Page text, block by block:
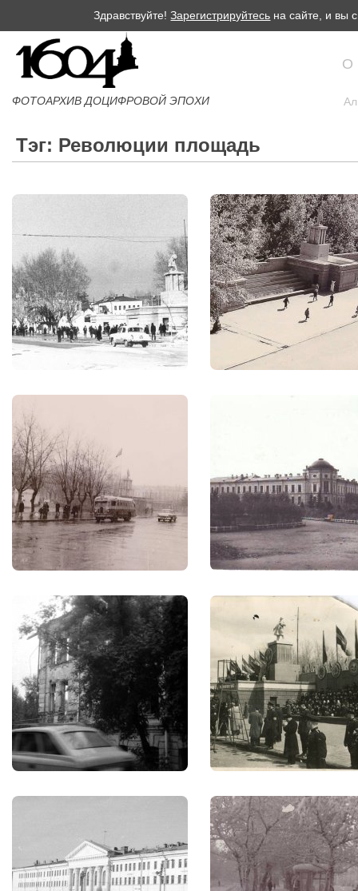
Здравствуйте!Зарегистрируйтесь на сайте, и вы
ФОТОАРХИВ ДОЦИФРОВОЙ ЭПОХИ
О
Тэг: Революции площадь